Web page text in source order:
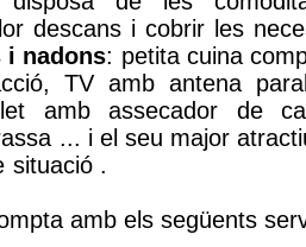
descans i cobrir les
i nadons: petita cuina
TV amb antena
amb assecador de
... i el seu major
amb els següents